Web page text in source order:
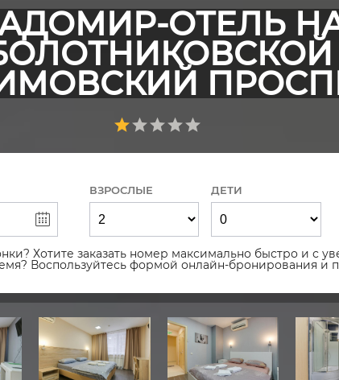
ОТЕЛЬ
ВЗРОСЛЫЕ ДЕТИ
Хотите заказать номер максимально быстро и с
Воспользуйтесь формой онлайн-бронирования и